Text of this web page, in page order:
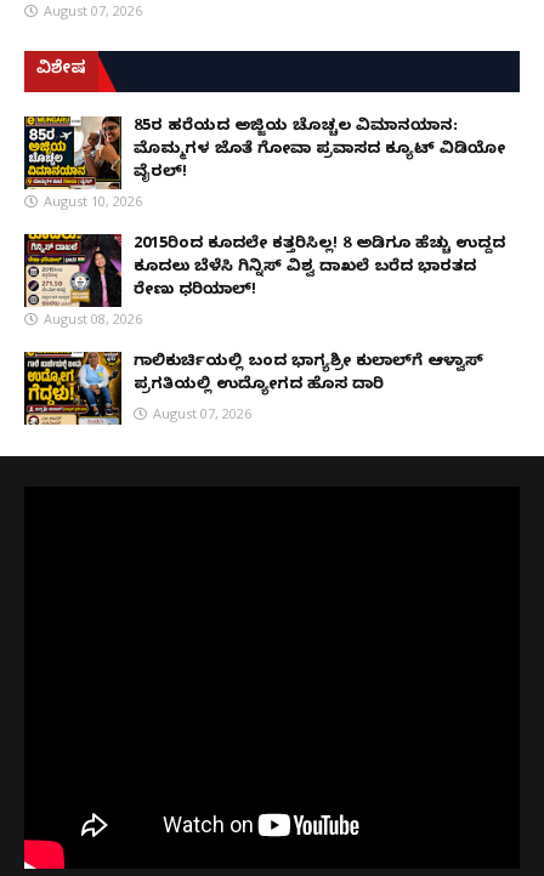
August 07, 2026
ವಿಶೇಷ
85ರ ಹರೆಯದ ಅಜ್ಜಿಯ ಚೊಚ್ಚಲ ವಿಮಾನಯಾನ:
ಮೊಮ್ಮಗಳ ಜೊತೆ ಗೋವಾ ಪ್ರವಾಸದ ಕ್ಯೂಟ್ ವಿಡಿಯೋ
ವೈರಲ್!
August 10, 2026
2015ರಿಂದ ಕೂದಲೇ ಕತ್ತರಿಸಿಲ್ಲ! 8 ಅಡಿಗೂ ಹೆಚ್ಚು ಉದ್ದದ
ಕೂದಲು ಬೆಳೆಸಿ ಗಿನ್ನಿಸ್ ವಿಶ್ವ ದಾಖಲೆ ಬರೆದ ಭಾರತದ
ರೇಣು ಧರಿಯಾಲ್!
August 08, 2026
ಗಾಲಿಕುರ್ಚಿಯಲ್ಲಿ ಬಂದ ಭಾಗ್ಯಶ್ರೀ ಕುಲಾಲ್‌ಗೆ ಆಳ್ವಾಸ್
ಪ್ರಗತಿಯಲ್ಲಿ ಉದ್ಯೋಗದ ಹೊಸ ದಾರಿ
August 07, 2026